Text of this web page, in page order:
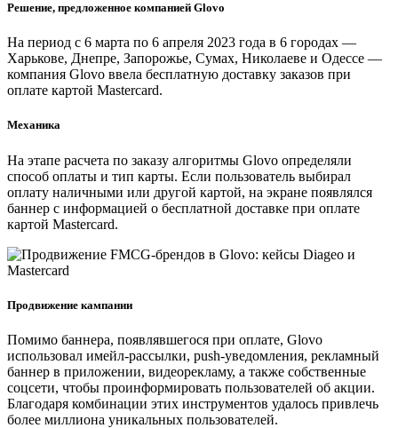
Решение, предложенное компанией Glovo
На период с 6 марта по 6 апреля 2023 года в 6 городах —
Харькове, Днепре, Запорожье, Сумах, Николаеве и Одессе —
компания Glovo ввела бесплатную доставку заказов при
оплате картой Mastercard.
Механика
На этапе расчета по заказу алгоритмы Glovo определяли
способ оплаты и тип карты. Если пользователь выбирал
оплату наличными или другой картой, на экране появлялся
баннер с информацией о бесплатной доставке при оплате
картой Mastercard.
Продвижение кампании
Помимо баннера, появлявшегося при оплате, Glovo
использовал имейл-рассылки, push-уведомления, рекламный
баннер в приложении, видеорекламу, а также собственные
соцсети, чтобы проинформировать пользователей об акции.
Благодаря комбинации этих инструментов удалось привлечь
более миллиона уникальных пользователей.